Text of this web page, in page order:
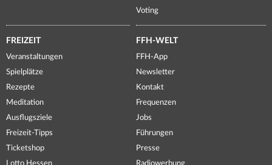
Voting
FREIZEIT
Veranstaltungen
Spielplätze
Rezepte
Meditation
Ausflugsziele
Freizeit-Tipps
Ticketshop
Lotto Hessen
FFH-WELT
FFH-App
Newsletter
Kontakt
Frequenzen
Jobs
Führungen
Presse
Radiowerbung